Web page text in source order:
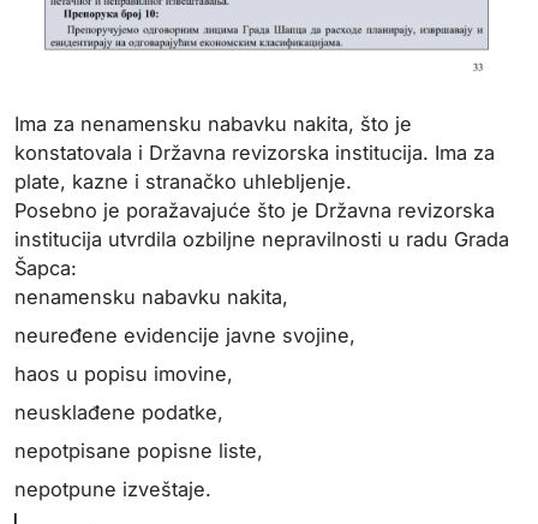
Ima za nenamensku nabavku nakita, što je
konstatovala i Državna revizorska institucija. Ima za
plate, kazne i stranačko uhlebljenje.
Posebno je poražavajuće što je Državna revizorska
institucija utvrdila ozbiljne nepravilnosti u radu Grada
Šapca:
nenamensku nabavku nakita,
neuređene evidencije javne svojine,
haos u popisu imovine,
neusklađene podatke,
nepotpisane popisne liste,
nepotpune izveštaje.